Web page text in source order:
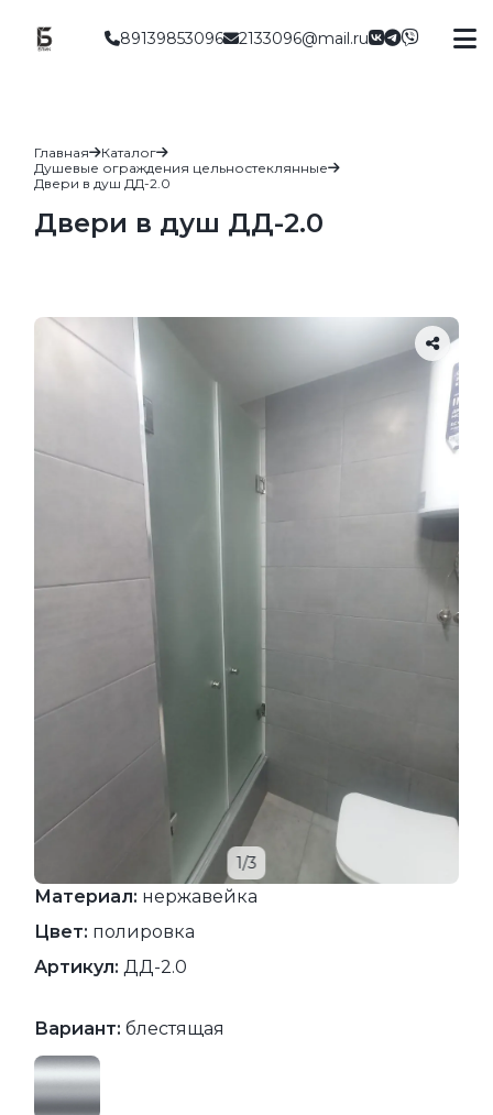
89139853096 2133096@mail.ru
Главная
Каталог
Душевые ограждения цельностеклянные
Двери в душ ДД-2.0
Двери в душ ДД-2.0
1/3
Материал: нержавейка
Цвет: полировка
Артикул: ДД-2.0
Вариант: блестящая